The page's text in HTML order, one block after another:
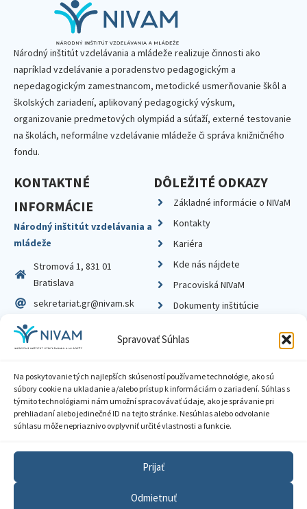
Spravovať Súhlas
Na poskytovanie tých najlepších skúseností používame technológie, ako sú
súbory cookie na ukladanie a/alebo prístup k informáciám o zariadení. Súhlas s
týmito technológiami nám umožní spracovávať údaje, ako je správanie pri
prehliadaní alebo jedinečné ID na tejto stránke. Nesúhlas alebo odvolanie
súhlasu môže nepriaznivo ovplyvniť určité vlastnosti a funkcie.
Prijať
Odmietnuť
Národný inštitút vzdelávania a mládeže realizuje činnosti ako
napríklad vzdelávanie a poradenstvo pedagogickým a
nepedagogickým zamestnancom, metodické usmerňovanie škôl a
školských zariadení, aplikovaný pedagogický výskum,
organizovanie predmetových olympiád a súťaží, externé testovanie
na školách, neformálne vzdelávanie mládeže či správa knižničného
fondu.
KONTAKTNÉ
INFORMÁCIE
Národný inštitút vzdelávania a
mládeže
Stromová 1, 831 01
Bratislava
sekretariat.gr@nivam.sk
IČO: 00164348
DIČ: 2020798714
DÔLEŽITÉ ODKAZY
Základné informácie o NIVaM
Kontakty
Kariéra
Kde nás nájdete
Pracoviská NIVaM
Dokumenty inštitúcie
Zásady ochrany súkromia
Sprístupnenie informácií
Nastavenia cookies